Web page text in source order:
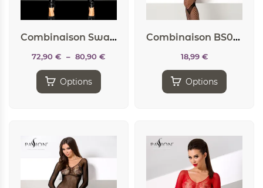
Combinaison Swagger
72,90 € – 80,90 €
Options
Combinaison BS053 – Noir
18,99 €
Options